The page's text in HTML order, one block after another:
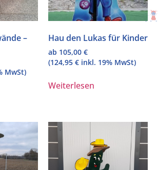
–
MwSt)
Hau den Lukas für Kinder
ab 105,00 €
(124,95 € inkl. 19% MwSt)
Weiterlesen